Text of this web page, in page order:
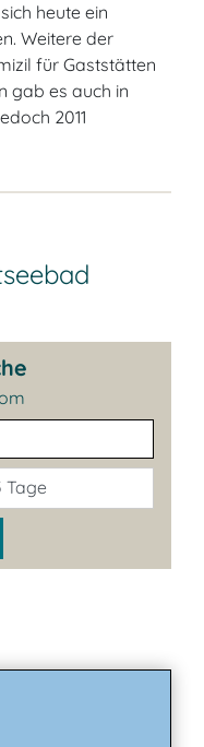
heute ein
Weitere der
für Gaststätten
gab es auch in
2011
Tage